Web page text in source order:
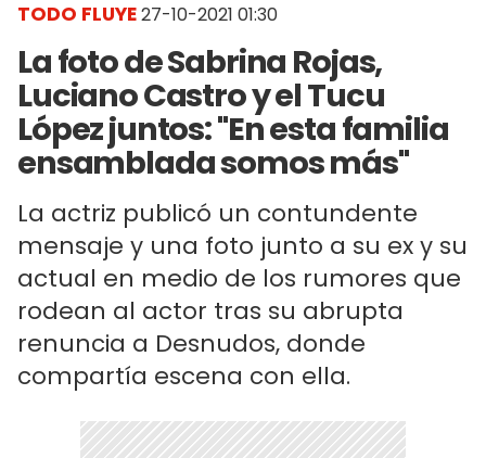
TODO FLUYE27-10-2021 01:30
La foto de Sabrina Rojas,
Luciano Castro y el Tucu
López juntos: "En esta familia
ensamblada somos más"
La actriz publicó un contundente
mensaje y una foto junto a su ex y su
actual en medio de los rumores que
rodean al actor tras su abrupta
renuncia a Desnudos, donde
compartía escena con ella.